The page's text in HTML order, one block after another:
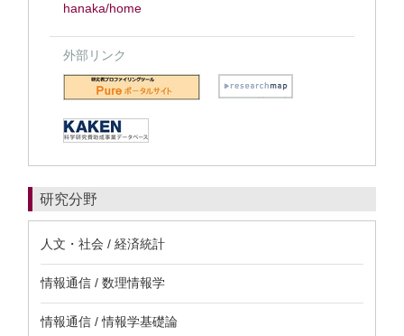
hanaka/home
外部リンク
研究分野
人文・社会 / 経済統計
情報通信 / 数理情報学
情報通信 / 情報学基礎論